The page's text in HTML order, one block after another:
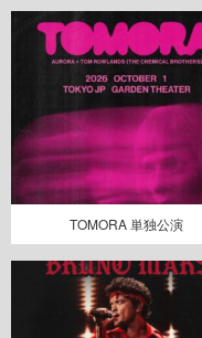
TOMORA 単独公演